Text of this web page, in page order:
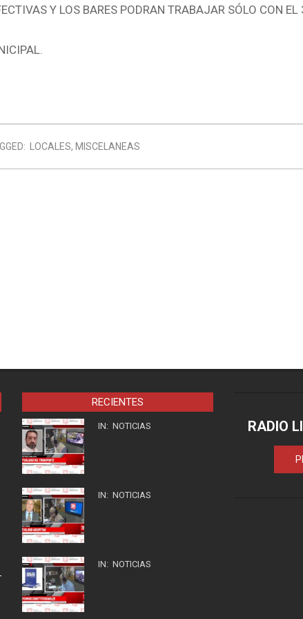
Y LOS BARES PODRAN TRABAJAR SÓLO CON EL
LOCALES, MISCELANEAS
RECIENTES
IN: NOTICIAS
IN: NOTICIAS
IN: NOTICIAS
RADIO